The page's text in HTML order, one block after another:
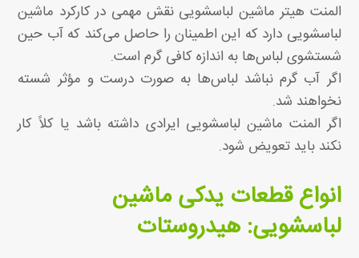
المنت هیتر ماشین لباسشویی نقش مهمی در کارکرد ماشین
لباسشویی دارد که این اطمینان را حاصل می‌کند که آب حین
شستشوی لباس‌ها به اندازه کافی گرم است.
اگر آب گرم نباشد لباس‌ها به صورت درست و مؤثر شسته
نخواهند شد.
اگر المنت ماشین لباسشویی ایرادی داشته باشد یا کلاً کار
نکند باید تعویض شود.
انواع قطعات یدکی ماشین
لباسشویی: هیدروستات